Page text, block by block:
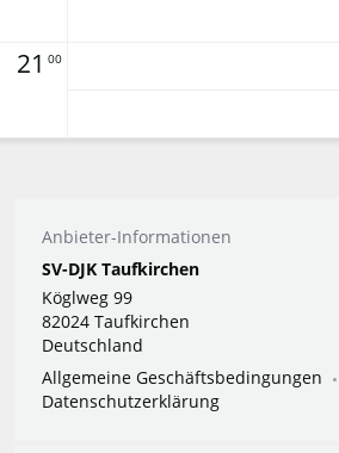
21 00
Anbieter-Informationen
SV-DJK Taufkirchen
Köglweg 99
82024 Taufkirchen
Deutschland
Allgemeine Geschäftsbedingungen
Datenschutzerklärung